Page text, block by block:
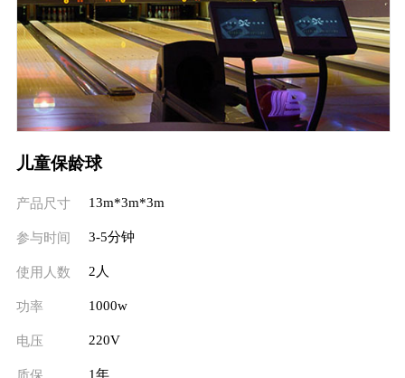
儿童保龄球
产品尺寸 13m*3m*3m
参与时间 3-5分钟
使用人数 2人
功率 1000w
电压 220V
1年